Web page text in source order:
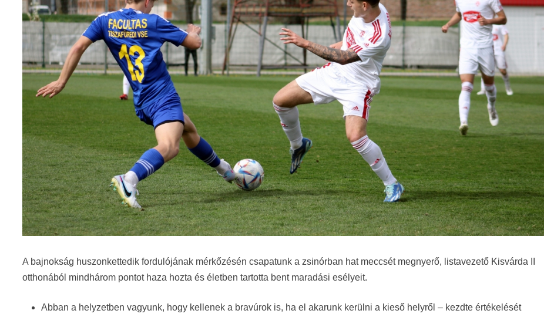
A bajnokság huszonkettedik fordulójának mérkőzésén csapatunk a zsinórban hat meccsét megnyerő, listavezető Kisvárda II
otthonából mindhárom pontot haza hozta és életben tartotta bent maradási esélyeit.
Abban a helyzetben vagyunk, hogy kellenek a bravúrok is, ha el akarunk kerülni a kieső helyről – kezdte értékelését